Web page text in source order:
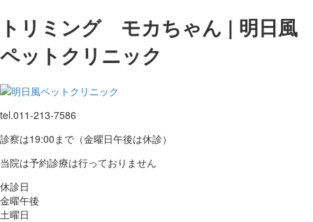
トリミング モカちゃん | 明日風
ペットクリニック
tel.011-213-7586
診察は19:00まで（金曜日午後は休診）
当院は予約診療は行っておりません
休診日
金曜午後
土曜日